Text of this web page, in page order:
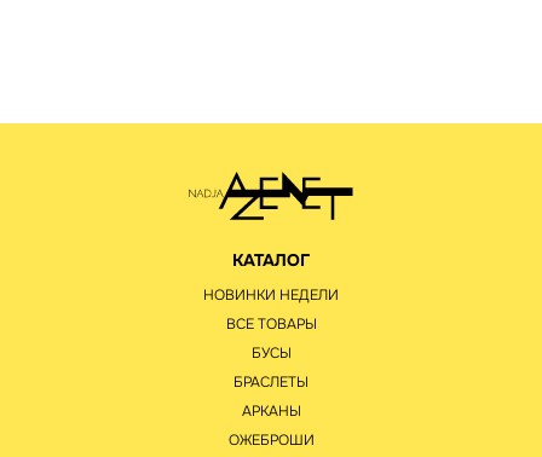
КАТАЛОГ
НОВИНКИ НЕДЕЛИ
ВСЕ ТОВАРЫ
БУСЫ
БРАСЛЕТЫ
АРКАНЫ
ОЖЕБРОШИ